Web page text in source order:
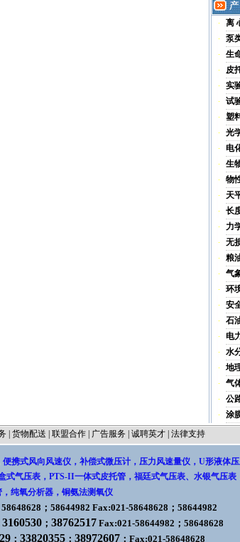
离
泵
生
皮
实
试
塑
光
电
生
物
天
长
力
无
粮
气
环
安
石
电
水
地
气
公
涂
货物配送 联盟合作 广告服务 诚聘英才 法律支持
便携式风向风速仪 ， 补偿式微压计 ， 压力风速量仪 ， U形液体
式气压表 ， PTS-II一体式皮托管 ， 福廷式气压表、 水银气压表
， 纯氧分析器，铜氨法测氧仪
；58644982 Fax:021-58648628；58644982
3160530； 38762517Fax:021-58644982；58648628
； 33820355 ； 38972607 ；Fax:021-58648628